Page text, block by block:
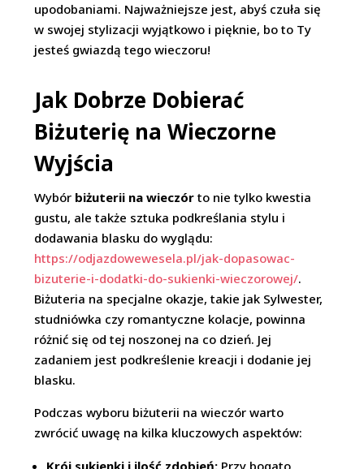
upodobaniami. Najważniejsze jest, abyś czuła się
w swojej stylizacji wyjątkowo i pięknie, bo to Ty
jesteś gwiazdą tego wieczoru!
Jak Dobrze Dobierać
Biżuterię na Wieczorne
Wyjścia
Wybór biżuterii na wieczór to nie tylko kwestia
gustu, ale także sztuka podkreślania stylu i
dodawania blasku do wyglądu:
https://odjazdowewesela.pl/jak-dopasowac-
bizuterie-i-dodatki-do-sukienki-wieczorowej/.
Biżuteria na specjalne okazje, takie jak Sylwester,
studniówka czy romantyczne kolacje, powinna
różnić się od tej noszonej na co dzień. Jej
zadaniem jest podkreślenie kreacji i dodanie jej
blasku.
Podczas wyboru biżuterii na wieczór warto
zwrócić uwagę na kilka kluczowych aspektów:
Krój sukienki i ilość zdobień: Przy bogato